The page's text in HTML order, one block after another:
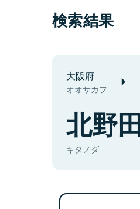
検索結果
大阪府
オオサカフ
北野田
キタノダ